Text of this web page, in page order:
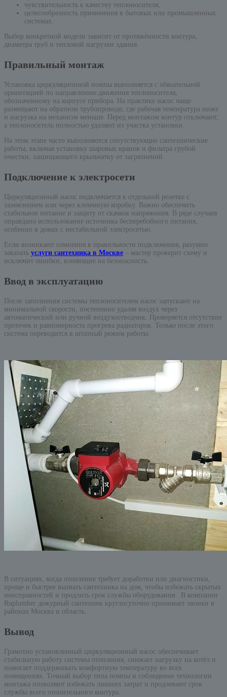
чувствительность к качеству теплоносителя;
целесообразность применения в бытовых или промышленных
системах.
Выбор конкретной модели зависит от протяжённости контура,
диаметра труб и тепловой нагрузки здания.
Правильный монтаж
Установка циркуляционной помпы выполняется с обязательной
ориентацией по направлению движения теплоносителя,
обозначенному на корпусе прибора. На практике насос чаще
размещают на обратном трубопроводе, где рабочая температура ниже
и нагрузка на механизм меньше. Перед монтажом контур отключают,
а теплоноситель полностью удаляют из участка установки.
На этом этапе часто выполняются сопутствующие сантехнические
работы, включая установку шаровых кранов и фильтра грубой
очистки, защищающего крыльчатку от загрязнений.
Подключение к электросети
Циркуляционный насос подключается к отдельной розетке с
заземлением или через клеммную коробку. Важно обеспечить
стабильное питание и защиту от скачков напряжения. В ряде случаев
оправдано использование источника бесперебойного питания,
особенно в домах с нестабильной электросетью.
Если возникают сомнения в правильности подключения, разумно
заказать услуги сантехника в Москве – мастер проверит схему и
исключит ошибки, влияющие на безопасность.
Ввод в эксплуатацию
После заполнения системы теплоносителем насос запускают на
минимальной скорости, постепенно удаляя воздух через
автоматический или ручной воздухоотводчик. Проверяется отсутствие
протечек и равномерность прогрева радиаторов. Только после этого
система переводится в штатный режим работы.
В ситуациях, когда отопление требует доработки или диагностики,
проще и быстрее вызвать сантехника на дом, чтобы избежать скрытых
неисправностей и продлить срок службы оборудования. В компании
Ruplumber дежурный сантехник круглосуточно принимает звонки в
районах Москва и область.
Вывод
Грамотно установленный циркуляционный насос обеспечивает
стабильную работу системы отопления, снижает нагрузку на котёл и
помогает поддерживать комфортную температуру во всех
помещениях. Точный выбор типа помпы и соблюдение технологии
монтажа позволяют избежать лишних затрат и продлевают срок
службы всего отопительного контура.